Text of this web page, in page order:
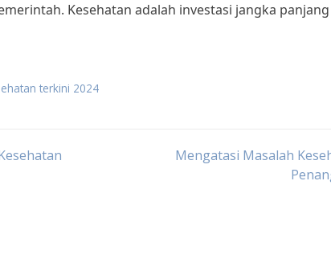
Kesehatan adalah investasi jangka
terkini 2024
Mengatasi Masalah